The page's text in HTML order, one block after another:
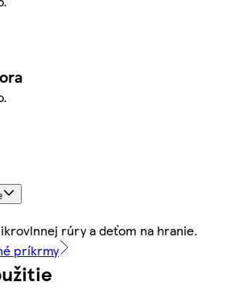
rúry a deťom na hranie.
príkrmy